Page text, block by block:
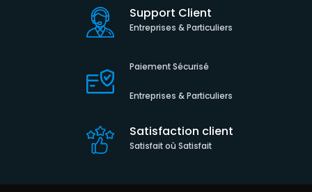
Support Client
Entreprises & Particuliers
Paiement Sécurisé
Entreprises & Particuliers
Satisfaction client
Satisfait où Satisfait